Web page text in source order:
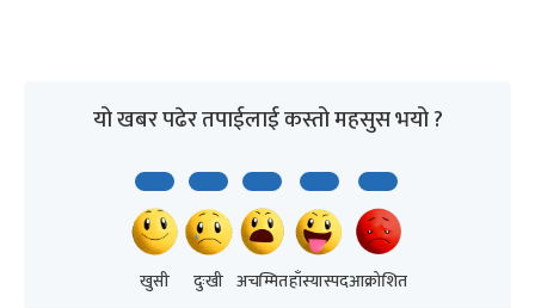
यो खबर पढेर तपाईलाई कस्तो महसुस भयो ?
खुसी दुःखी अचम्मितहाँस्यास्पदआक्रोशित